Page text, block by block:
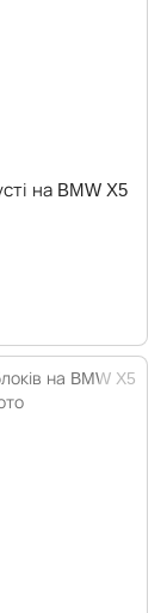
на BMW X5